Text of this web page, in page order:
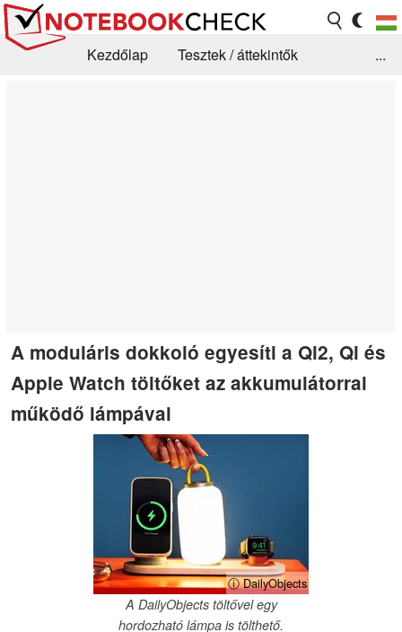
Kezdőlap
Tesztek / áttekintők
...
A moduláris dokkoló egyesíti a Qi2, Qi és
Apple Watch töltőket az akkumulátorral
működő lámpával
ⓘ DailyObjects
A DailyObjects töltővel egy
hordozható lámpa is tölthető.